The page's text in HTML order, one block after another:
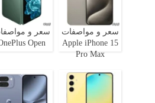
سعر و مواصفات
Apple iPhone 15
Pro Max
سعر و
Open